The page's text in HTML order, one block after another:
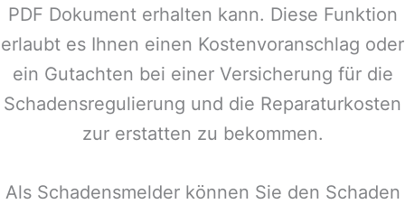
PDF Dokument erhalten kann. Diese Funktion
erlaubt es Ihnen einen Kostenvoranschlag oder
ein Gutachten bei einer Versicherung für die
Schadensregulierung und die Reparaturkosten
zur erstatten zu bekommen.
Als Schadensmelder können Sie den Schaden